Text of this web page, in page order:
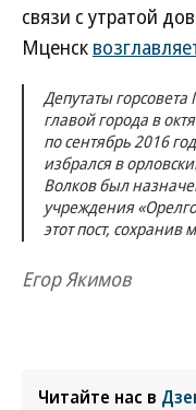
связи с утратой
Мценск
Депутаты
главой города в
по сентябрь 2016
избрался в
Волков был
учреждения
этот пост, сохранив
Егор Якимов
Читайте нас в